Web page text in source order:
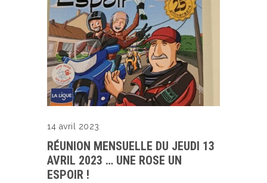
14 avril 2023
RÉUNION MENSUELLE DU JEUDI 13
AVRIL 2023 … UNE ROSE UN
ESPOIR !